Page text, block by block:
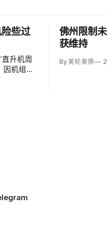
些过
升机周
机组与
佛州限制
获维持
By 美轮美换